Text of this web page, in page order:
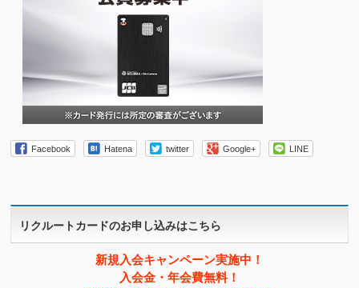
Facebook Hatena twitter Google+ LINE
リクルートカードのお申し込みはこちら
新規入会キャンペーン実施中！
入会金・年会費無料！